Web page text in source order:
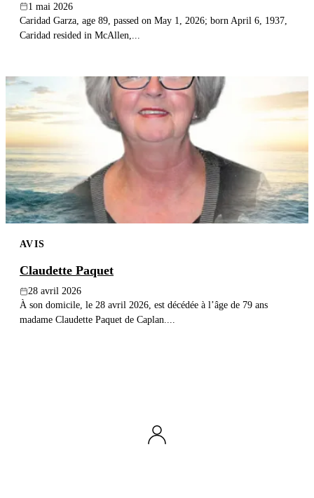
1 mai 2026
Caridad Garza, age 89, passed on May 1, 2026; born April 6, 1937,
Caridad resided in McAllen,...
AVIS
Claudette Paquet
28 avril 2026
À son domicile, le 28 avril 2026, est décédée à l’âge de 79 ans
madame Claudette Paquet de Caplan....